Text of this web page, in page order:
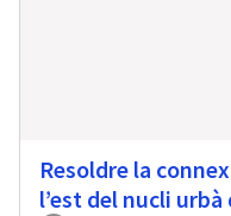
Resoldre la
l’est del nucli urbà